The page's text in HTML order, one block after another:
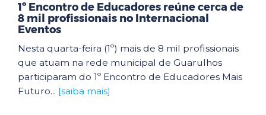
1º Encontro de Educadores reúne cerca de
8 mil profissionais no Internacional
Eventos
Nesta quarta-feira (1º) mais de 8 mil profissionais
que atuam na rede municipal de Guarulhos
participaram do 1º Encontro de Educadores Mais
Futuro... [saiba mais]